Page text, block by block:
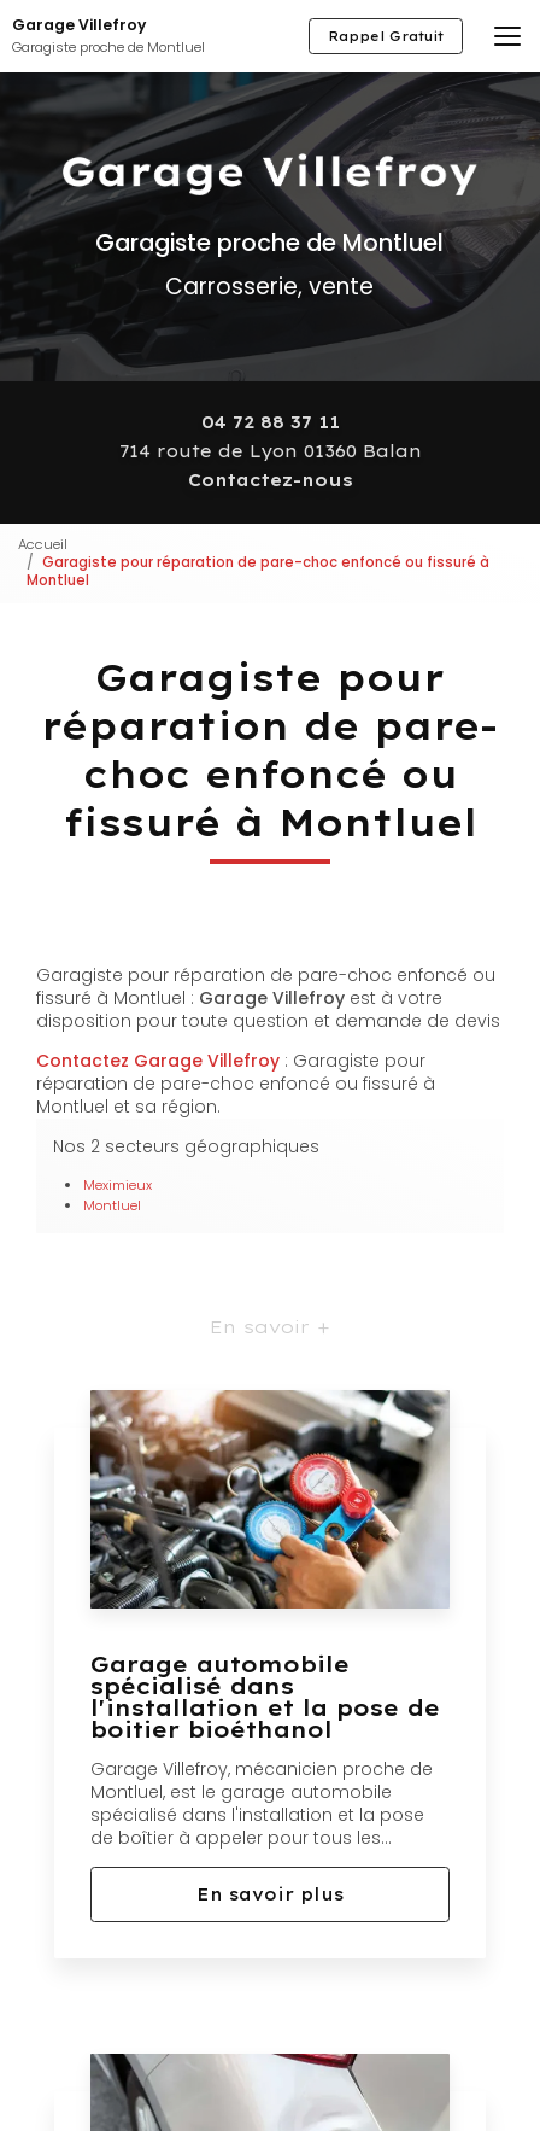
au
contenu
principal
Garage Villefroy
Garagiste proche de Montluel
Rappel Gratuit
Garagiste proche de Montluel
Carrosserie, vente
04 72 88 37 11
714 route de Lyon 01360 Balan
Contactez-nous
Accueil
Garagiste pour réparation de pare-choc enfoncé ou fissuré à
Montluel
Garagiste pour
réparation de pare-
choc enfoncé ou
fissuré à Montluel
Garagiste pour réparation de pare-choc enfoncé ou
fissuré à Montluel : Garage Villefroy est à votre
disposition pour toute question et demande de devis
Contactez Garage Villefroy : Garagiste pour
réparation de pare-choc enfoncé ou fissuré à
Montluel et sa région.
Nos 2 secteurs géographiques
Meximieux
Montluel
En savoir +
Garage automobile
spécialisé dans
l'installation et la pose de
boitier bioéthanol
Garage Villefroy, mécanicien proche de
Montluel, est le garage automobile
spécialisé dans l'installation et la pose
de boîtier à appeler pour tous les...
En savoir plus